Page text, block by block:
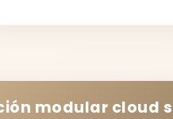
modular cloud